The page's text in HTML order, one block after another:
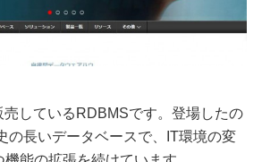
しているRDBMSです。登場したの
の長いデータベースで、IT環境の変